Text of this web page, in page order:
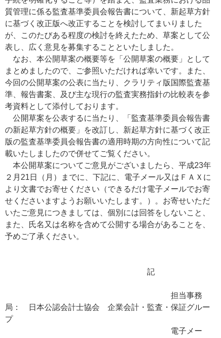
質管理に係る監査基準委員会報告書について、新起草方針
に基づく改正版へ改正することを検討してまいりました
が、このたびある程度の検討を終えたため、草案として公
表し、広く意見を募集することといたしました。
なお、本公開草案の概要等を「公開草案の概要」として
まとめましたので、ご参照いただければ幸いです。また、
今回の公開草案の公表に当たり、クラリティ版国際監査基
準、報告書案、及び主な現行の監査実務指針の比較表を参
考資料として添付しております。
公開草案を公表するに当たり、「監査基準委員会報告書
の新起草方針の概要」を改訂し、新起草方針に基づく改正
版の監査基準委員会報告書の適用時期の方向性について記
載いたしましたので併せてご覧ください。
本公開草案についてご意見がございましたら、平成23年
２月21日（月）までに、下記に、電子メール又はＦＡＸに
より文書でお寄せください（できるだけ電子メールでお寄
せくださいますようお願いいたします。）。お寄せいただ
いたご意見につきましては、個別には回答をしないこと、
また、氏名又は名称を含めて公開する場合があることを、
予めご了承ください。
記
担当事務
局： 日本公認会計士協会 企業会計・監査・保証グルー
プ
電子メー